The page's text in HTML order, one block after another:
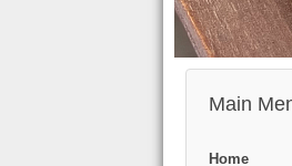
Main
Home